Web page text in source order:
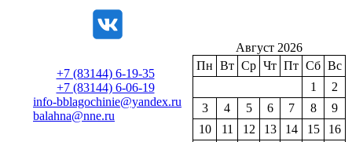
+7 (83144) 6-19-35
+7 (83144) 6-06-19
info-bblagochinie@yandex.ru
balahna@nne.ru
Август 2026
Пн Вт Ср Чт Пт Сб Вс
1
2
3
4 5 6 7 8
9
10
11 12 13 14 15 16